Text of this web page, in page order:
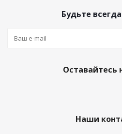
Будьте
Оставайтесь
Наши